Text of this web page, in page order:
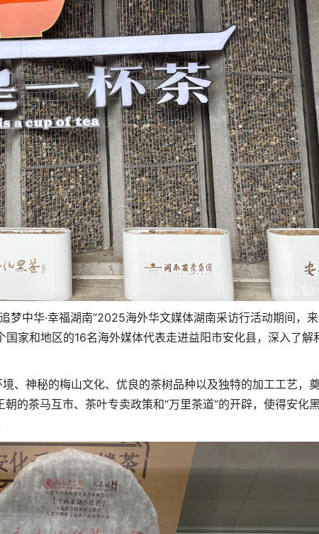
梦中华·幸福湖南”2025海外华文媒体湖南采访行活动期间，
国家和地区的16名海外媒体代表走进益阳市安化县，深入了解
、神秘的梅山文化、优良的茶树品种以及独特的加工工艺，
的茶马互市、茶叶专卖政策和“万里茶道”的开辟，使得安化